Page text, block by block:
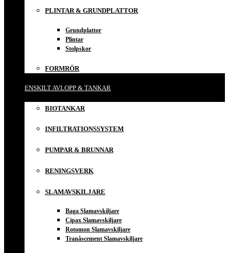
PLINTAR & GRUNDPLATTOR
Grundplattor
Plintar
Stolpskor
FORMRÖR
ENSKILT AVLOPP & TANKAR
BIOTANKAR
INFILTRATIONSSYSTEM
PUMPAR & BRUNNAR
RENINGSVERK
SLAMAVSKILJARE
Baga Slamavskiljare
Cipax Slamavskiljare
Rotomon Slamavskiljare
Tranåscement Slamavskiljare